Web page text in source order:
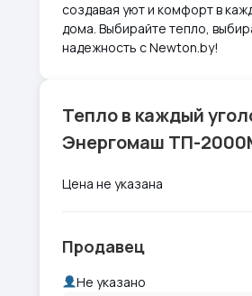
создавая уют и комфорт в
дома. Выбирайте тепло,
надежность с Newton.by!
Тепло в каждый
Энергомаш ТП-
Цена не указана
Продавец
Не указано